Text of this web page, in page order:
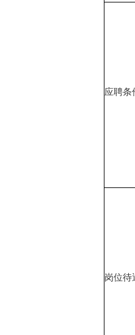
应聘条
岗位待